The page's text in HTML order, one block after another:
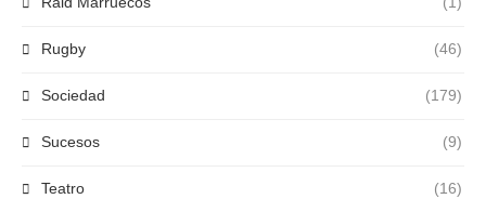
Rugby (46)
Sociedad (179)
Sucesos (9)
Teatro (16)